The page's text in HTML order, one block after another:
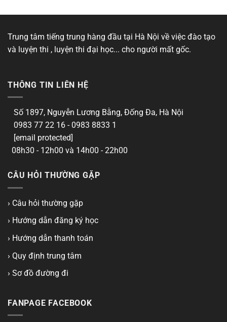
Trung tâm tiếng trung hàng đầu tại Hà Nội về việc đào tạo
và luyện thi , luyện thi đại học... cho người mất gốc.
THÔNG TIN LIÊN HỆ
Số 1897, Nguyễn Lương Bằng, Đống Đa, Hà Nội
0983 77 22 16 - 0983 8833 1
[email protected]
08h30 - 12h00 và 14h00 - 22h00
CÂU HỎI THƯỜNG GẶP
› Câu hỏi thường gặp
› Hướng dẫn đăng ký học
› Hướng dẫn thanh toán
› Quy định trung tâm
› Sơ đồ đường đi
FANPAGE FACEBOOK